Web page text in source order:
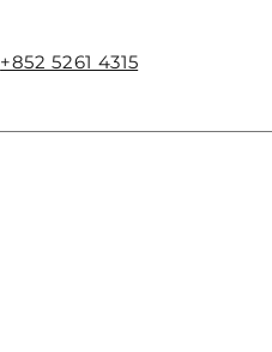
+852 5261 4315